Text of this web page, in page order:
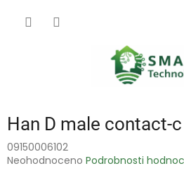
Han D male contact-
09150006102
Průměrné
Neohodnoceno Podrobnosti